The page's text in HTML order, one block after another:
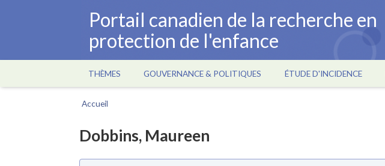
Portail canadien de la recherche en
protection de l'enfance
Main
navigation
THÈMES GOUVERNANCE & POLITIQUES ÉTUDE D'INCIDENCE
d'Ariane
Accueil
Dobbins, Maureen